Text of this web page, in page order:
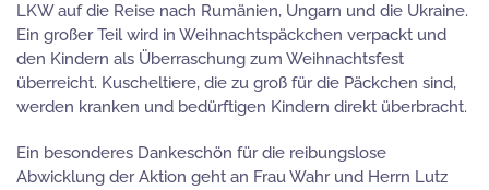
LKW auf die Reise nach Rumänien, Ungarn und die Ukraine.
Ein großer Teil wird in Weihnachtspäckchen verpackt und
den Kindern als Überraschung zum Weihnachtsfest
überreicht. Kuscheltiere, die zu groß für die Päckchen sind,
werden kranken und bedürftigen Kindern direkt überbracht.
Ein besonderes Dankeschön für die reibungslose
Abwicklung der Aktion geht an Frau Wahr und Herrn Lutz